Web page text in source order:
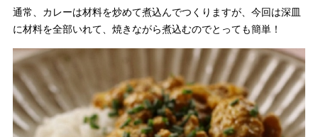
通常、カレーは材料を炒めて煮込んでつくりますが、今回は深皿
に材料を全部いれて、焼きながら煮込むのでとっても簡単！